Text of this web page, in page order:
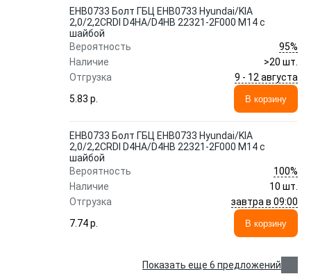
EHB0733 Болт ГБЦ EHB0733 Hyundai/KIA
2,0/2,2CRDI D4HA/D4HB 22321-2F000 M14 с
шайбой
Вероятность
95%
Наличие
>20 шт.
Отгрузка
9 - 12 августа
5.83 p.
В корзину
EHB0733 Болт ГБЦ EHB0733 Hyundai/KIA
2,0/2,2CRDI D4HA/D4HB 22321-2F000 M14 с
шайбой
Вероятность
100%
Наличие
10 шт.
Отгрузка
завтра в 09:00
7.74 p.
В корзину
Показать еще 6 предложений